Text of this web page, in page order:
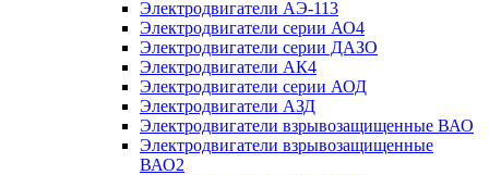
Электродвигатели АЭ-113
Электродвигатели серии АО4
Электродвигатели серии ДАЗО
Электродвигатели АК4
Электродвигатели серии АОД
Электродвигатели АЗД
Электродвигатели взрывозащищенные ВАО
Электродвигатели взрывозащищенные
ВАО2